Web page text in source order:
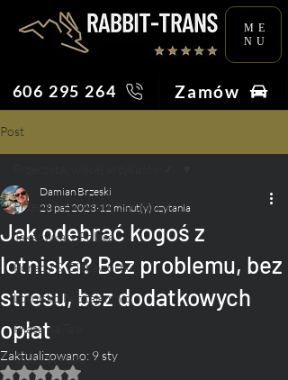
ME
NU
606 295 264 Zamów
Post
Przeczytaj więcej artykułów ✍︎
Taksówkarz Poleca
Porady & Ciekawostki
Lotnisko bez tajemnic
Praca na Taxi
Ślub i Wesele
Jak odebrać kogoś z
lotniska? Bez problemu, bez
stresu, bez dodatkowych
opłat
Damian Brzeski
23 paź 2023 12 minut(y) czytania
Zaktualizowano: 9 sty
Oceniono na NaN z 5 gwiazdek.